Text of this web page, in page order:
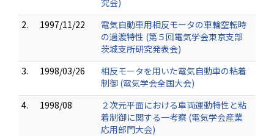
究会)
2.
1997/11/22
電気自動車用相反モータの車輪空転時
の過渡特性 (第５回電気学会東京支部
茨城支所研究発表会)
3.
1998/03/26
相反モータを用いた電気自動車の粘着
制御 (電気学会全国大会)
4.
1998/08
２次元平面における車両運動特性と粘
着制御に関する一考察 (電気学会産業
応用部門大会)